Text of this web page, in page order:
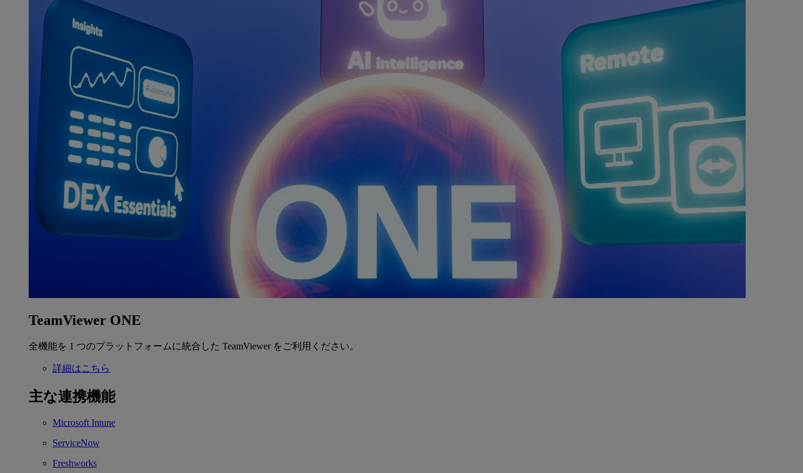
TeamViewer ONE
全機能を 1 つのプラットフォームに統合した TeamViewer をご利用ください。
詳細はこちら
主な連携機能
Microsoft Intune
ServiceNow
Freshworks